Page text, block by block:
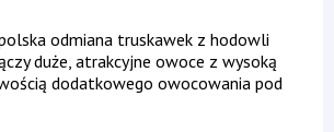
odmiana truskawek z hodowli
duże, atrakcyjne owoce z wysoką
dodatkowego owocowania pod